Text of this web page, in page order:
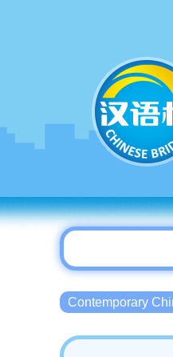
Contemporary